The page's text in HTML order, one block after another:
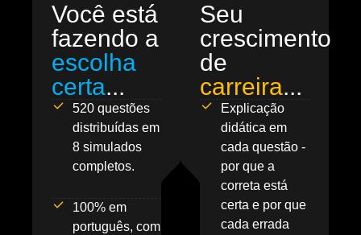
Você está
fazendo a
escolha
certa...
520 questões
distribuídas em
8 simulados
completos.
100% em
português, com
Seu
crescimento
de
carreira...
Explicação
didática em
cada questão -
por que a
correta está
certa e por que
cada errada